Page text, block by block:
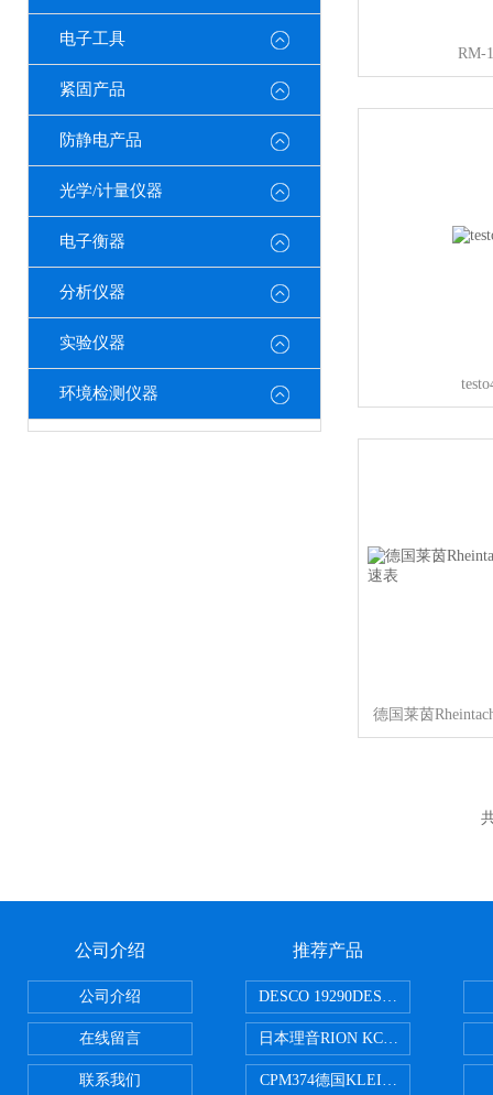
电子工具
紧固产品
防静电产品
光学/计量仪器
电子衡器
分析仪器
实验仪器
环境检测仪器
RM-
公司介绍
公司介绍
在线留言
联系我们
推荐产品
DESCO 19290DESCO 19290重锤
日本理音RION KC-51/KC-52便携
CPM374德国KLEINWAECHTER